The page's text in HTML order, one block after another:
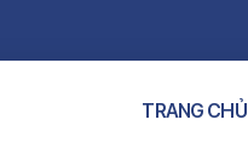
TRANG CHỦ